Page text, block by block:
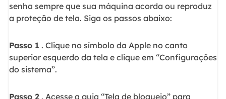
senha sempre que sua máquina acorda ou reproduz
a proteção de tela. Siga os passos abaixo:
Passo 1 . Clique no símbolo da Apple no canto
superior esquerdo da tela e clique em “Configurações
do sistema”.
Passo 2. Acesse a guia “Tela de bloqueio” para